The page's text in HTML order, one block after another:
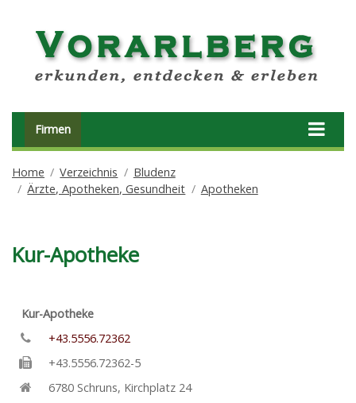
Firmen
Home Verzeichnis
Bludenz
Ärzte, Apotheken, Gesundheit
Apotheken
Kur-Apotheke
Kur-Apotheke
+43.5556.72362
+43.5556.72362-5
6780 Schruns, Kirchplatz 24